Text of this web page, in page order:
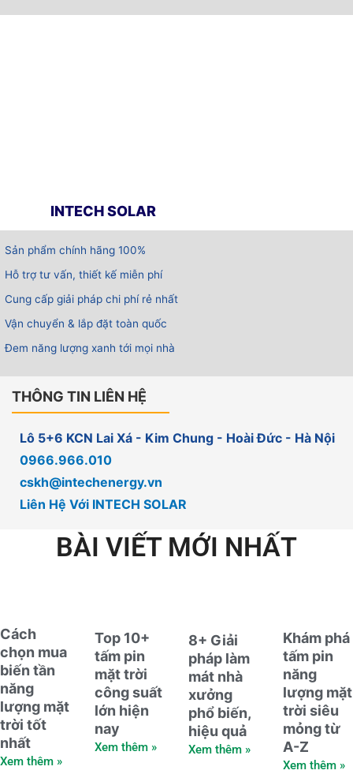
INTECH SOLAR
Sản phẩm chính hãng 100%
Hỗ trợ tư vấn, thiết kế miễn phí
Cung cấp giải pháp chi phí rẻ nhất
Vận chuyển & lắp đặt toàn quốc
Đem năng lượng xanh tới mọi nhà
THÔNG TIN LIÊN HỆ
Lô 5+6 KCN Lai Xá - Kim Chung - Hoài Đức - Hà Nội
0966.966.010
cskh@intechenergy.vn
Liên Hệ Với INTECH SOLAR
BÀI VIẾT MỚI NHẤT
Cách
chọn mua
biến tần
năng
lượng mặt
trời tốt
nhất
Xem thêm »
Top 10+
tấm pin
mặt trời
công suất
lớn hiện
nay
Xem thêm »
8+ Giải
pháp làm
mát nhà
xưởng
phổ biến,
hiệu quả
Xem thêm »
Khám phá
tấm pin
năng
lượng mặt
trời siêu
mỏng từ
A-Z
Xem thêm »